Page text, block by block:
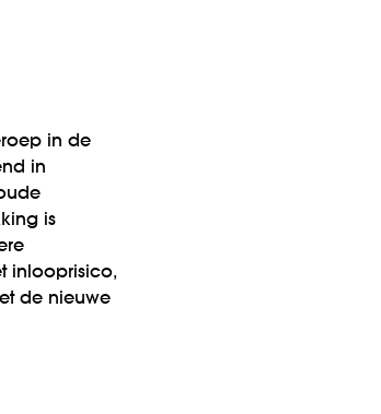
in de
in
is
inlooprisico,
de nieuwe